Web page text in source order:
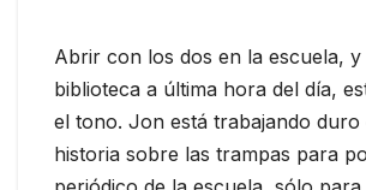
Abrir con los dos en la escuela, y
biblioteca a última hora del día,
el tono. Jon está trabajando duro
historia sobre las trampas para